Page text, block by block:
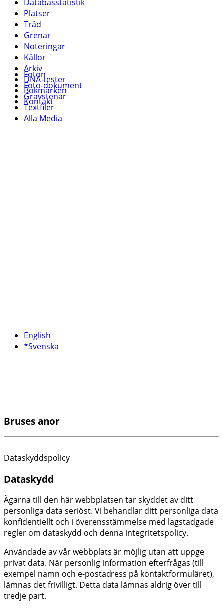
Foton
Foto-dokument
Gravstenar
Textfiler
Alla Media
Databasstatistik
Platser
Träd
Grenar
Noteringar
Källor
Arkiv
DNA-tester
Bokmärken
Kontakt
English
*Svenska
Bruses anor
Dataskyddspolicy
Dataskydd
Ägarna till den här webbplatsen tar skyddet av ditt
personliga data seriöst. Vi behandlar ditt personliga data
konfidentiellt och i överensstämmelse med lagstadgade
regler om dataskydd och denna integritetspolicy.
Användade av vår webbplats är möjlig utan att uppge
privat data. När personlig information efterfrågas (till
exempel namn och e-postadress på kontaktformuläret),
lämnas det frivilligt. Detta data lämnas aldrig över till
tredje part.